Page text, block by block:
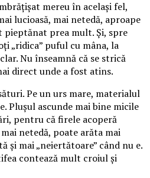
mereu în același fel,
lucioasă, mai netedă, aproape
pieptănat prea mult. Și, spre
„ridica” puful cu mâna, la
Nu înseamnă că se strică
direct unde a fost atins.
Pe un urs mare, materialul
Plușul ascunde mai bine micile
pentru că firele acoperă
netedă, poate arăta mai
și mai „neiertătoare” când nu e.
contează mult croiul și